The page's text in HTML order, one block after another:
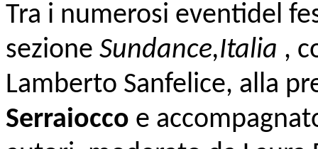
Tra i numerosi eventidel
sezione Sundance,Italia ,
Lamberto Sanfelice, alla
Serraiocco e